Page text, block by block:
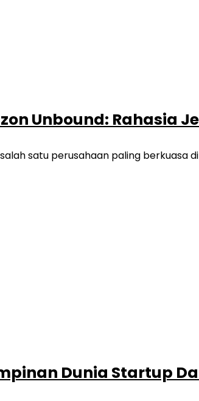
Unbound: Rahasia
satu perusahaan paling berkuasa
Dunia Startup